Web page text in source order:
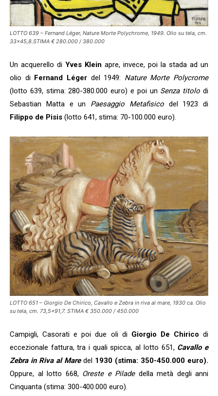
LOTTO 639 – Fernand Léger, Nature Morte Polychrome, 1949. Olio su tela, cm.
33×45,8.STIMA € 280.000 / 380.000
Un acquerello di Yves Klein apre, invece, poi la stada ad un
olio di Fernand Légerdel 1949: Nature Morte Polycrome
(lotto 639, stima: 280-380.000 euro) e poi un Senza titolo di
Sebastian Matta e un Paesaggio Metafisicodel 1923 di
Filippo de Pisis (lotto 641, stima: 70-100.000 euro).
LOTTO 651 – Giorgio De Chirico, Cavallo e Zebra in riva al mare, 1930 ca. Olio
su tela, cm. 73,5×91,7. STIMA € 350.000 / 450.000
Campigli, Casorati e poi due oli di Giorgio De Chirico di
eccezionale fattura, tra i quali spicca, al lotto 651, Cavallo e
Zebra in Riva al Mare del 1930 (stima: 350-450.000 euro).
Oppure, al lotto 668, Oreste e Piladedella metà degli anni
Cinquanta (stima: 300-400.000 euro).